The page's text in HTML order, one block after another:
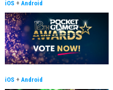
iOS + Android
iOS + Android